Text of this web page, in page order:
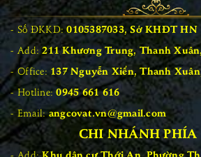
Số ĐKKD:0105387033, Sở KHĐT HN
Add:211 Khương Trung, Thanh
Office:137 Nguyễn Xiển, Thanh
Hotline:0945 661 616
Email:angcovat.vn@gmail.com
CHI NHÁNH